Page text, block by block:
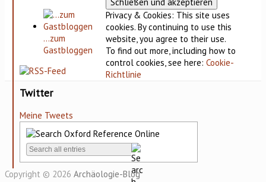
…zum
Gastbloggen
Twitter
Meine Tweets
Privacy & Cookies: This site uses
cookies. By continuing to use this
website, you agree to their use.
To find out more, including how to
control cookies, see here:Cookie-
Richtlinie
Copyright © 2026 Archäologie-Blog